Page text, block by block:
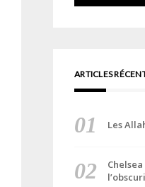
ARTICLES
Les